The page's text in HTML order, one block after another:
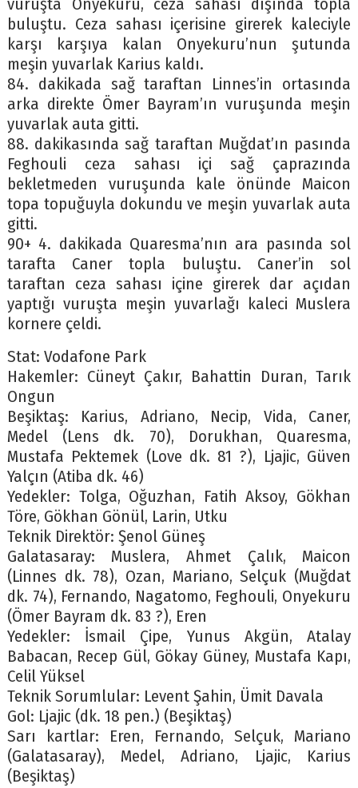
vuruşta Onyekuru, ceza sahası dışında topla
buluştu. Ceza sahası içerisine girerek kaleciyle
karşı karşıya kalan Onyekuru’nun şutunda
meşin yuvarlak Karius kaldı.
84. dakikada sağ taraftan Linnes’in ortasında
arka direkte Ömer Bayram’ın vuruşunda meşin
yuvarlak auta gitti.
88. dakikasında sağ taraftan Muğdat’ın pasında
Feghouli ceza sahası içi sağ çaprazında
bekletmeden vuruşunda kale önünde Maicon
topa topuğuyla dokundu ve meşin yuvarlak auta
gitti.
90+ 4. dakikada Quaresma’nın ara pasında sol
tarafta Caner topla buluştu. Caner’in sol
taraftan ceza sahası içine girerek dar açıdan
yaptığı vuruşta meşin yuvarlağı kaleci Muslera
kornere çeldi.
Stat: Vodafone Park
Hakemler: Cüneyt Çakır, Bahattin Duran, Tarık
Ongun
Beşiktaş: Karius, Adriano, Necip, Vida, Caner,
Medel (Lens dk. 70), Dorukhan, Quaresma,
Mustafa Pektemek (Love dk. 81 ?), Ljajic, Güven
Yalçın (Atiba dk. 46)
Yedekler: Tolga, Oğuzhan, Fatih Aksoy, Gökhan
Töre, Gökhan Gönül, Larin, Utku
Teknik Direktör: Şenol Güneş
Galatasaray: Muslera, Ahmet Çalık, Maicon
(Linnes dk. 78), Ozan, Mariano, Selçuk (Muğdat
dk. 74), Fernando, Nagatomo, Feghouli, Onyekuru
(Ömer Bayram dk. 83 ?), Eren
Yedekler: İsmail Çipe, Yunus Akgün, Atalay
Babacan, Recep Gül, Gökay Güney, Mustafa Kapı,
Celil Yüksel
Teknik Sorumlular: Levent Şahin, Ümit Davala
Gol: Ljajic (dk. 18 pen.) (Beşiktaş)
Sarı kartlar: Eren, Fernando, Selçuk, Mariano
(Galatasaray), Medel, Adriano, Ljajic, Karius
(Beşiktaş)